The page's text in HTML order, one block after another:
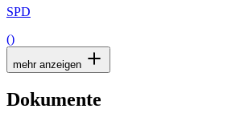
SPD
()
mehr anzeigen
Dokumente